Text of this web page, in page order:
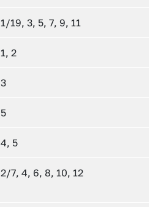
1/19, 3, 5, 7, 9, 11
1, 2
3
5
4, 5
2/7, 4, 6, 8, 10, 12